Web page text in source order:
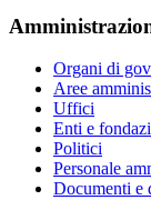
Organi di
Aree
Uffici
Enti e
Politici
Personale
Documenti e